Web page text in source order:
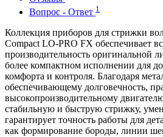
Вопрос - Ответ 1
Коллекция приборов для стрижки
Compact LO-PRO FX обеспечивает
производительность оригинальной
более компактном исполнении для
комфорта и контроля. Благодаря
обеспечивающему долговечность,
высокопроизводительному
стабильную и быструю стрижку,
гарантирует точность работы для
как формирование бороды, линии